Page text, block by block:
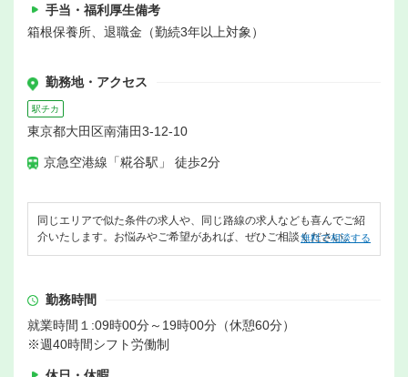
手当・福利厚生備考
箱根保養所、退職金（勤続3年以上対象）
勤務地・アクセス
駅チカ
東京都大田区南蒲田3-12-10
京急空港線「糀谷駅」 徒歩2分
同じエリアで似た条件の求人や、同じ路線の求人なども喜んでご紹
介いたします。お悩みやご希望があれば、ぜひご相談ください。
無料で相談する
勤務時間
就業時間１:09時00分～19時00分（休憩60分）
※週40時間シフト労働制